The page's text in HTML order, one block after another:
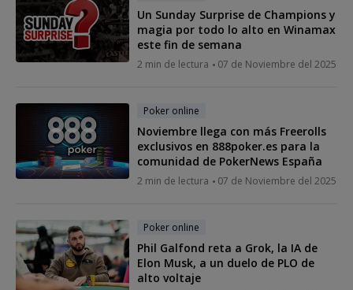
Un Sunday Surprise de Champions y
magia por todo lo alto en Winamax
este fin de semana
2 min de lectura 07 de Noviembre del 2025
Poker online
Noviembre llega con más Freerolls
exclusivos en 888poker.es para la
comunidad de PokerNews España
2 min de lectura 07 de Noviembre del 2025
Poker online
Phil Galfond reta a Grok, la IA de
Elon Musk, a un duelo de PLO de
alto voltaje